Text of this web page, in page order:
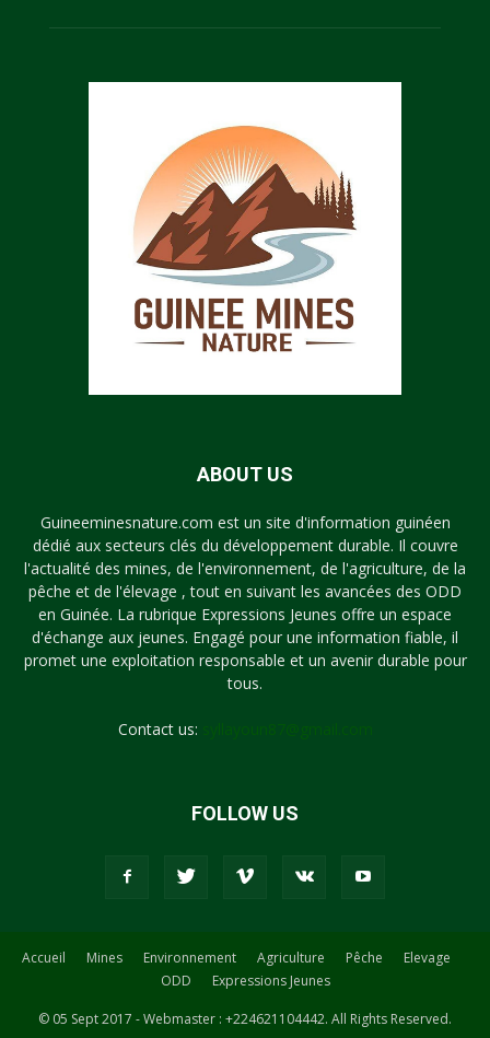
ABOUT US
Guineeminesnature.com est un site d'information guinéen
dédié aux secteurs clés du développement durable. Il couvre
l'actualité des mines, de l'environnement, de l'agriculture, de la
pêche et de l'élevage , tout en suivant les avancées des ODD
en Guinée. La rubrique Expressions Jeunes offre un espace
d'échange aux jeunes. Engagé pour une information fiable, il
promet une exploitation responsable et un avenir durable pour
tous.
Contact us:
FOLLOW US
Accueil Mines Environnement Agriculture Pêche
Elevage
ODD
Expressions Jeunes
© 05 Sept 2017 - Webmaster : +224621104442. All Rights Reserved.